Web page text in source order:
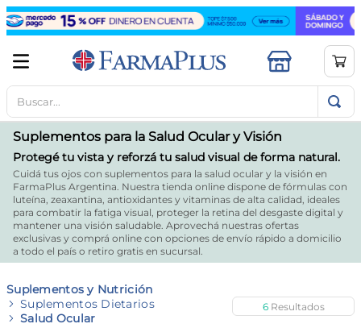
Buscar...
Suplementos para la Salud Ocular y Visión
Protegé tu vista y reforzá tu salud visual de forma natural.
Cuidá tus ojos con suplementos para la salud ocular y la visión en
FarmaPlus Argentina. Nuestra tienda online dispone de fórmulas con
luteína, zeaxantina, antioxidantes y vitaminas de alta calidad, ideales
para combatir la fatiga visual, proteger la retina del desgaste digital y
mantener una visión saludable. Aprovechá nuestras ofertas
exclusivas y comprá online con opciones de envío rápido a domicilio
a todo el país o retiro gratis en sucursal.
Suplementos y Nutrición
Suplementos Dietarios
Salud Ocular
6
TÉRMINOS MÁS BUSCADOS
1.
mela b3
2
cerave limpieza
3.
creatina
4.
loreal
5.
shampoo
6.
proteina
7.
ibuprofeno
8.
vitamina c